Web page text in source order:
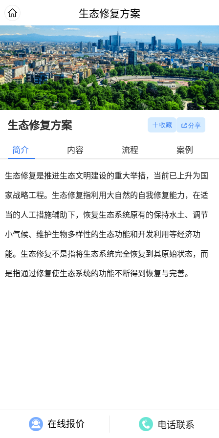
生态修复方案
生态修复方案
简介 内容 流程 案例
生态修复是推进生态文明建设的重大举措，当前已上升为国
家战略工程。生态修复指利用大自然的自我修复能力，在适
当的人工措施辅助下，恢复生态系统原有的保持水土、调节
小气候、维护生物多样性的生态功能和开发利用等经济功
能。生态修复不是指将生态系统完全恢复到其原始状态，而
是指通过修复使生态系统的功能不断得到恢复与完善。
在线报价 电话联系